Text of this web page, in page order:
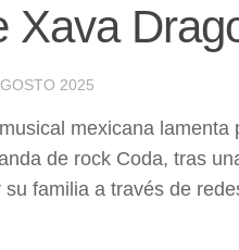
Xava
2025
mexicana
de rock Coda, tras
familia a través de